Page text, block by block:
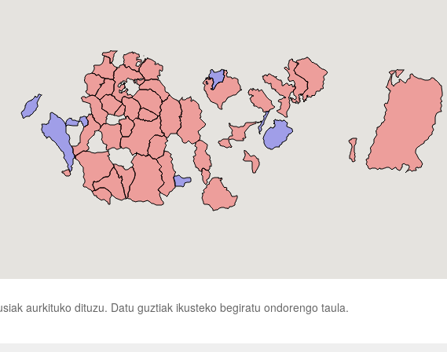
aurkituko dituzu. Datu guztiak ikusteko begiratu ondorengo taula.